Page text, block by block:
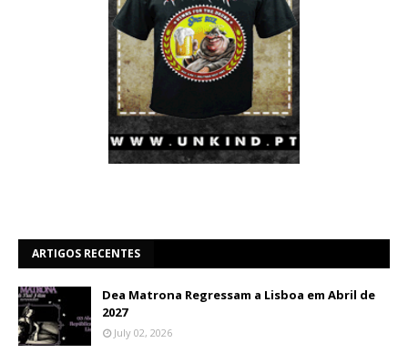
ARTIGOS RECENTES
Dea Matrona Regressam a Lisboa em Abril de
2027
July 02, 2026